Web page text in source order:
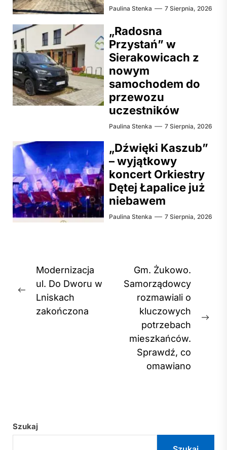
Paulina Stenka 7 Sierpnia, 2026
„Radosna
Przystań” w
Sierakowicach z
nowym
samochodem do
przewozu
uczestników
Paulina Stenka 7 Sierpnia, 2026
„Dźwięki Kaszub”
– wyjątkowy
koncert Orkiestry
Dętej Łapalice już
niebawem
Paulina Stenka 7 Sierpnia, 2026
Nawigacja
wpisu
Previous
post:
Modernizacja
ul. Do Dworu w
Lniskach
zakończona
Gm. Żukowo.
Samorządowcy
rozmawiali o
kluczowych
potrzebach
mieszkańców.
Sprawdź, co
omawiano
Szukaj